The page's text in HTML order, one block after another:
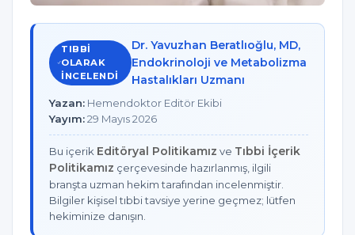
TIBBI
OLARAK
INCELENDI
Dr. Yavuzhan Beratlıoğlu, MD,
Endokrinoloji ve Metabolizma
Hastalıkları Uzmanı
Yazan: Hemendoktor Editör Ekibi
Yayım:29 Mayıs 2026
Bu içerik Editöryal Politikamız ve Tıbbi İçerik
Politikamız çerçevesinde hazırlanmış, ilgili
branşta uzman hekim tarafından incelenmiştir.
Bilgiler kişisel tıbbi tavsiye yerine geçmez; lütfen
hekiminize danışın.